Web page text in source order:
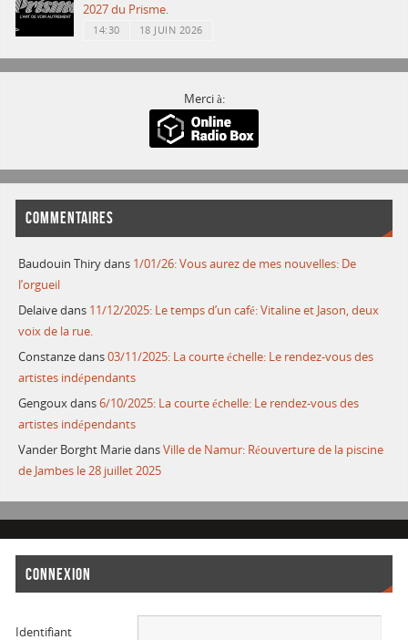
2027 du Prisme.
14:30 18 JUIN 2026
Merci à:
COMMENTAIRES
Baudouin Thirydans 1/01/26: Vous aurez de mes nouvelles: De
l’orgueil
Delaivedans 11/12/2025: Le temps d’un café: Vitaline et Jason, deux
voix de la rue.
Constanzedans03/11/2025: La courte échelle: Le rendez-vous des
artistes indépendants
Gengouxdans6/10/2025: La courte échelle: Le rendez-vous des
artistes indépendants
Vander Borght MariedansVille de Namur: Réouverture de la piscine
de Jambes le 28 juillet 2025
CONNEXION
Identifiant